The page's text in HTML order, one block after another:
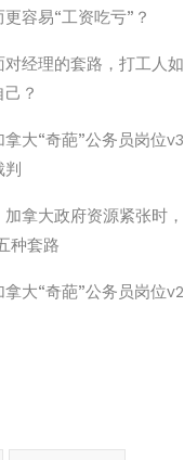
容易“工资吃亏”？
经理的套路，打工人如
？
大“奇葩”公务员岗位v3
拿大政府资源紧张时，
种套路
大“奇葩”公务员岗位v2